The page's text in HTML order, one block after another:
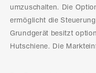
umzuschalten. Die
ermöglicht die
Grundgerät besitzt
Hutschiene. Die